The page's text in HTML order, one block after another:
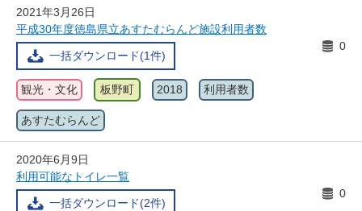
2021年3月26日
平成30年度徳島県立あすたむらんど施設利用者数
一括ダウンロード(1件)
0
観光・文化 板野町 2018 利用者数
あすたむらんど
2020年6月9日
利用可能なトイレ一覧
一括ダウンロード(2件)
0